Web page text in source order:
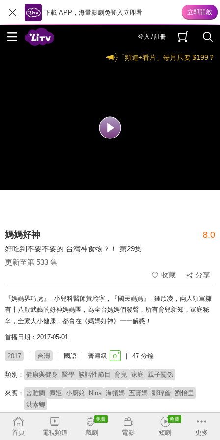
下載 APP，海量影劇免登入立即看
登入 / 註冊
「頻道+看片」每月只要 $199？
媽媽好神 8.0
好吃到不要不要的 台灣神食物？！ 第29集
更新至第 533 集
收藏
分享
『媽媽界巧虎』─小兒科醫師黃瑽寧，『國民媽媽』─鍾欣凌，兩人領軍擁
有十八般武藝的好神媽媽團，為全台媽媽們發聲，所有育兒新知，家庭秘
辛，全家大小健康，都會在《媽媽好神》一一解惑！
首播日期：2017-05-01
2017 台灣 國語 普遍級 47 分鐘
類別： 健康與健身 醫學 談話性節目 育兒 家庭 親子關係
來賓： 曾雅蘭 佩姬 小廚娘 Nina 海頓媽 五寶媽 鄒瑋倫 劉怡里
洪素卿
主持： 鍾欣凌
首頁 電視頻道 戲劇 電影 短劇 更多